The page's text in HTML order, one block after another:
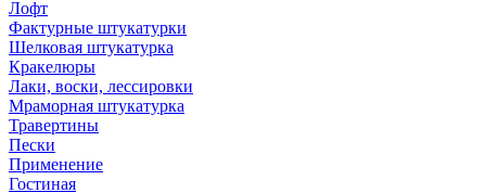
Лофт
Фактурные штукатурки
Шелковая штукатурка
Кракелюры
Лаки, воски, лессировки
Мраморная штукатурка
Травертины
Пески
Применение
Гостиная